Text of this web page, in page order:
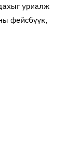
уриалж
фейсбүүк,